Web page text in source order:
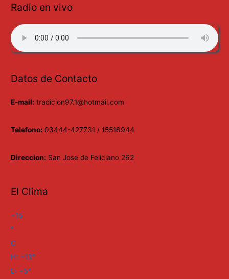
Radio en vivo
Datos de Contacto
E-mail: tradicion97.1@hotmail.com
Telefono: 03444-427731 / 15516944
Direccion: San Jose de Feliciano 262
El Clima
+15
°
C
H: +13°
L: +5°